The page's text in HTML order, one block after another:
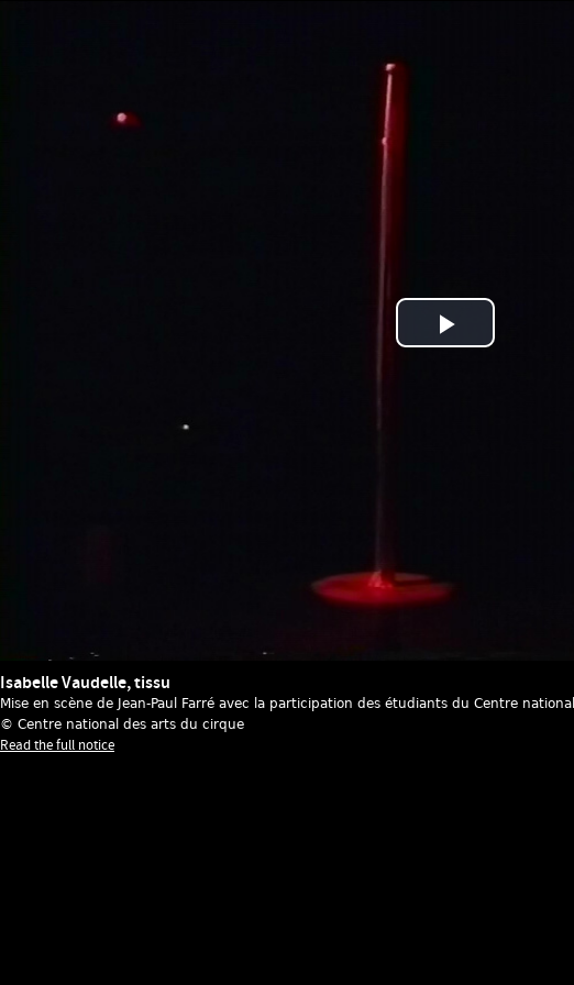
Play
Isabelle Vaudelle, tissu
Mise en scène de Jean-Paul Farré avec la participation des étudiants du Centre
© Centre national des arts du cirque
Read the full notice